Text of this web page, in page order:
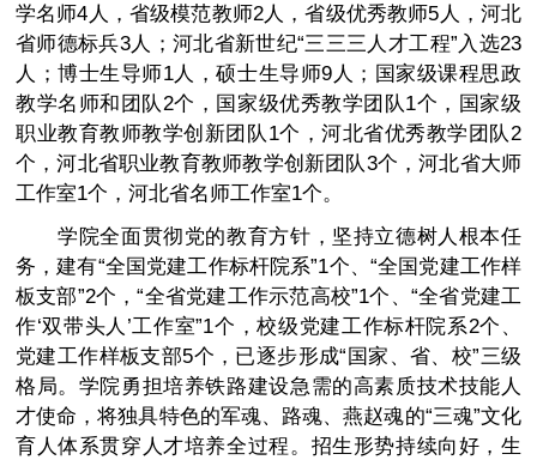
学名师4人，省级模范教师2人，省级优秀教师5人，河北
省师德标兵3人；河北省新世纪“三三三人才工程”入选23
人；博士生导师1人，硕士生导师9人；国家级课程思政
教学名师和团队2个，国家级优秀教学团队1个，国家级
职业教育教师教学创新团队1个，河北省优秀教学团队2
个，河北省职业教育教师教学创新团队3个，河北省大师
工作室1个，河北省名师工作室1个。
学院全面贯彻党的教育方针，坚持立德树人根本任
务，建有“全国党建工作标杆院系”1个、“全国党建工作样
板支部”2个，“全省党建工作示范高校”1个、“全省党建工
作‘双带头人’工作室”1个，校级党建工作标杆院系2个、
党建工作样板支部5个，已逐步形成“国家、省、校”三级
格局。学院勇担培养铁路建设急需的高素质技术技能人
才使命，将独具特色的军魂、路魂、燕赵魂的“三魂”文化
育人体系贯穿人才培养全过程。招生形势持续向好，生